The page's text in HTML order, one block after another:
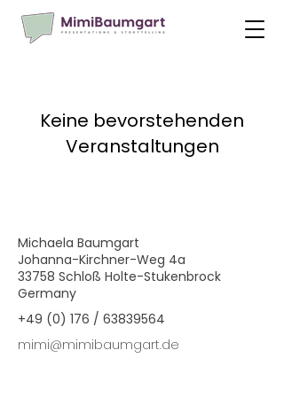
Keine bevorstehenden
Veranstaltungen
Michaela Baumgart
Johanna-Kirchner-Weg 4a
33758 Schloß Holte-Stukenbrock
Germany
+49 (0) 176 / 63839564
mimi@mimibaumgart.de